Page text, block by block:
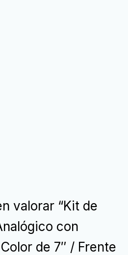
valorar “Kit de
con
de 7″ / Frente